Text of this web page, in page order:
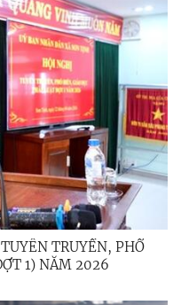
TRUYỀN, PHỔ
1) NĂM 2026